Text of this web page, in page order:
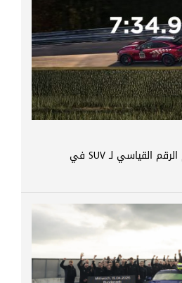
Xiaomi YU7 GT تحطّم الرقم القياسي لـ SUV في